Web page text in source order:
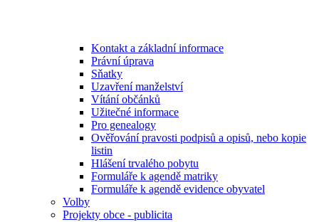
Kontakt a základní informace
Právní úprava
Sňatky
Uzavření manželství
Vítání občánků
Užitečné informace
Pro genealogy
Ověřování pravosti podpisů a opisů, nebo kopie
listin
Hlášení trvalého pobytu
Formuláře k agendě matriky
Formuláře k agendě evidence obyvatel
Volby
Projekty obce - publicita